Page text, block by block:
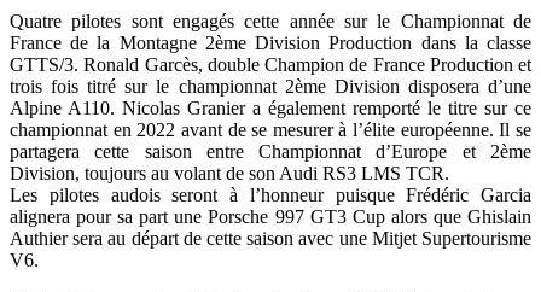
Quatre pilotes sont engagés cette année sur le Championnat de
France de la Montagne 2ème Division Production dans la classe
GTTS/3. Ronald Garcès, double Champion de France Production et
trois fois titré sur le championnat 2ème Division disposera d’une
Alpine A110. Nicolas Granier a également remporté le titre sur ce
championnat en 2022 avant de se mesurer à l’élite européenne. Il se
partagera cette saison entre Championnat d’Europe et 2ème
Division, toujours au volant de son Audi RS3 LMS TCR.
Les pilotes audois seront à l’honneur puisque Frédéric Garcia
alignera pour sa part une Porsche 997 GT3 Cup alors que Ghislain
Authier sera au départ de cette saison avec une Mitjet Supertourisme
V6.